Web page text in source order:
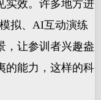
实效。许多地方进
拟、AI互动演练
，让参训者兴趣盎
的能力，这样的科